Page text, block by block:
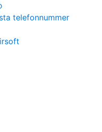
telefonnummer